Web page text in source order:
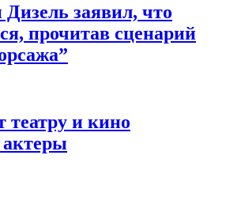
заявил, что
прочитав сценарий
театру и кино